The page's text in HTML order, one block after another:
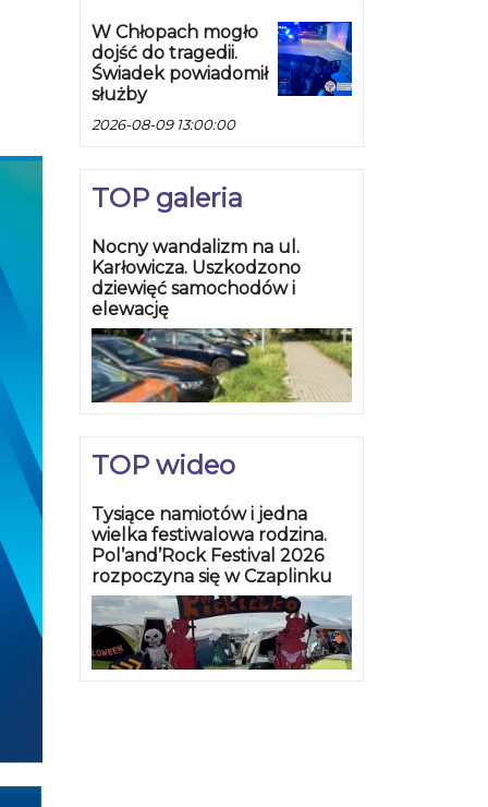
W Chłopach mogło
dojść do tragedii.
Świadek powiadomił
służby
2026-08-09 13:00:00
TOP galeria
Nocny wandalizm na ul.
Karłowicza. Uszkodzono
dziewięć samochodów i
elewację
TOP wideo
Tysiące namiotów i jedna
wielka festiwalowa rodzina.
Pol’and’Rock Festival 2026
rozpoczyna się w Czaplinku